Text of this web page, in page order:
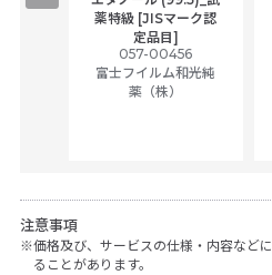
薬特級 [JISマーク認
定品目]
057-00456
富士フイルム和光純
薬（株）
注意事項
価格及び、サービスの仕様・内容など
ることがあります。